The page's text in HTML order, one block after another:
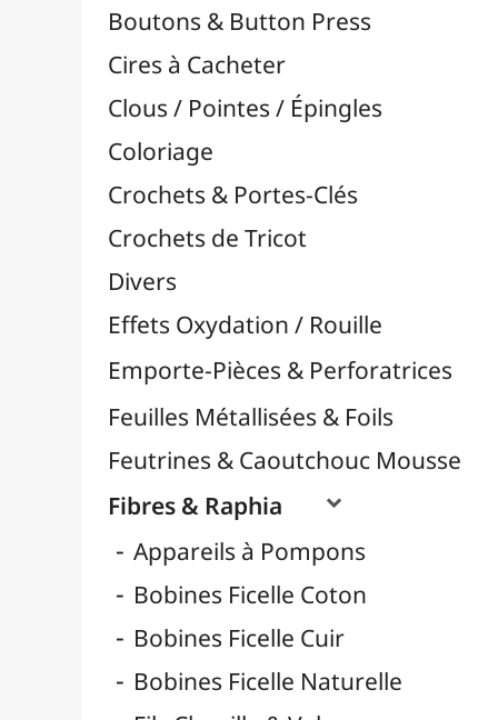
Bobines Ficelle Cuir
Bobines Ficelle Naturelle
Fils Coton Echevettes
Fils Multicolores Self-Striping
Pelotes Acrylique
Pelotes Coton
Raphia & Fil Tubulaire
Paracorde
Fil Nylon & Elastiques
Fleurs en Papier & Décors
Horlogerie - Mécanismes & Aiguilles
Masques
Massicots & Lames
Oeillets & Rivets
Petites Pinces
Plantes & Jardin
Plastique Fou